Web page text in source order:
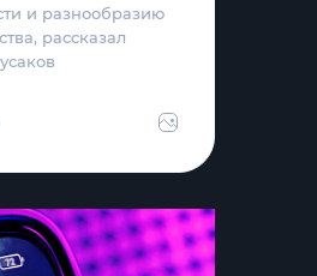
и разнообразию
рассказал